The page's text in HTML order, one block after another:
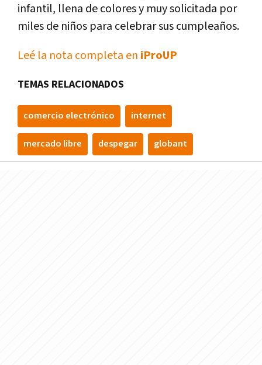
infantil, llena de colores y muy solicitada por
miles de niños para celebrar sus cumpleaños.
Leé la nota completa en iProUP
TEMAS RELACIONADOS
comercio electrónico internet
mercado libre despegar globant